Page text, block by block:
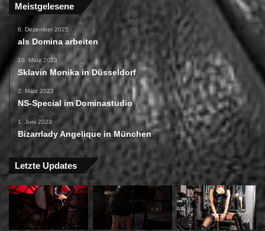
Meistgelesene
6. Dezember 2025
als Domina arbeiten
10. März 2023
Sklavin Monika in Düsseldorf
2. März 2023
NS-Special im Dominastudio
1. Juni 2023
Bizarrlady Angelique in München
Letzte Updates